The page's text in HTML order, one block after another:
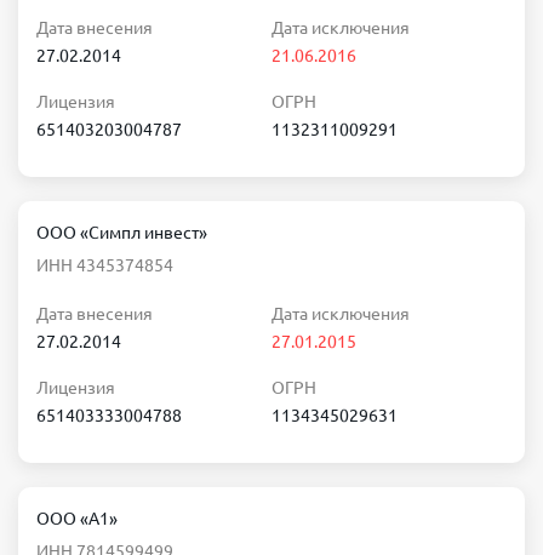
Дата внесения
27.02.2014
Дата исключения
21.06.2016
Лицензия
651403203004787
ОГРН
1132311009291
ООО «Симпл инвест»
ИНН 4345374854
Дата внесения
27.02.2014
Дата исключения
27.01.2015
Лицензия
651403333004788
ОГРН
1134345029631
ООО «А1»